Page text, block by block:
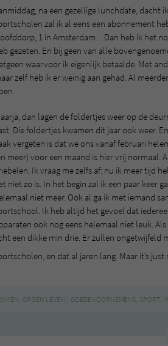
na een gezellige lunchdate, dacht
zal ik al eens een abonnement
1 in Amsterdam…Dan heb ik het
gezeten. En bij geen van alle
waarvoor ik eigenlijk betaalde. Met
zelf heb ik er weinig aan gehad. Al
dan lagen de foldertjes weer op de
Die foldertjes kwamen dit jaar ook weer.
vergeten is dat we ons vanaf februari
meer) voor een maand is hier vrij normaal.
Ik vraag me zelfs af: nu ik meer tijd
niet zo is. In het begin zal ik een paar keer
niet meer. Ook al ga ik met iemand
Ik heb altijd het gevoel dat
ook nog eens helemaal niet leuk.
een dikke min drie. Er zullen ongetwijfeld
en dat al jaren lang. Maar it’s
, GROEN LEVEN GOEDE VOORNEMENS, SPORT,